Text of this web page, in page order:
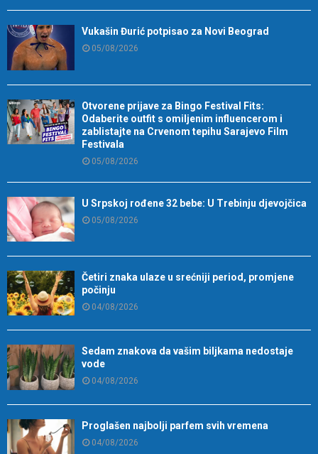
Vukašin Đurić potpisao za Novi Beograd
05/08/2026
Otvorene prijave za Bingo Festival Fits:
Odaberite outfit s omiljenim influencerom i
zablistajte na Crvenom tepihu Sarajevo Film
Festivala
05/08/2026
U Srpskoj rođene 32 bebe: U Trebinju djevojčica
05/08/2026
Četiri znaka ulaze u srećniji period, promjene
počinju
04/08/2026
Sedam znakova da vašim biljkama nedostaje
vode
04/08/2026
Proglašen najbolji parfem svih vremena
04/08/2026